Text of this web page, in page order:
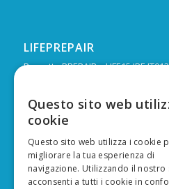
LIFEPREPAIR
Progetto PREPAIR – LIFE15 IPE IT013
Durata: Febbraio 2017 – Dicembre
Budget: 16.805.939 € di cui
europeo
Capofila: Regione Emilia-
del territorio e dell’ambiente
Questo sito web
cookie
Questo sito web utilizza i cookie
migliorare la tua esperienza di
navigazione. Utilizzando il nostro
acconsenti a tutti i cookie in